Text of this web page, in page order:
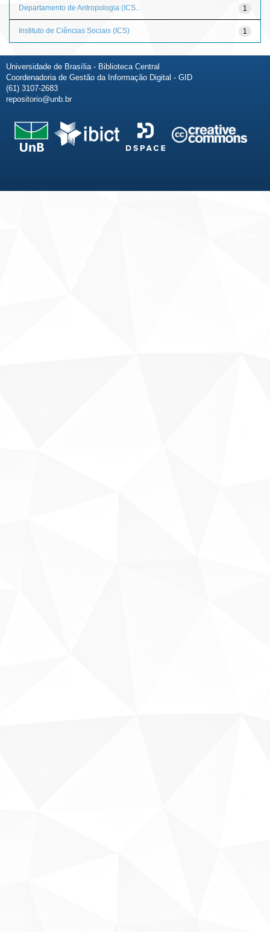
1
Departamento de Antropologia (ICS...
1
Instituto de Ciências Sociais (ICS)
Universidade de Brasília - Biblioteca Central
Coordenadoria de Gestão da Informação Digital - GID
(61) 3107-2683
repositorio@unb.br